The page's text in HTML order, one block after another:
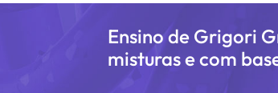
Ensino de Grigori
misturas e com